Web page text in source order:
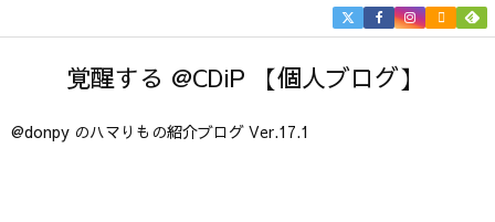
覚醒する @CDiP 【個人ブログ】
@donpy のハマりもの紹介ブログ Ver.17.1

